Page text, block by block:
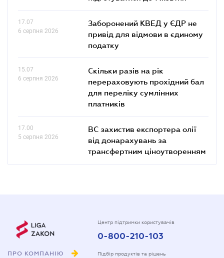
17.07
6 серпня 2026
Заборонений КВЕД у ЄДР не
привід для відмови в єдиному
податку
15.07
6 серпня 2026
Скільки разів на рік
перераховують прохідний бал
для переліку сумлінних
платників
17.00
5 серпня 2026
ВС захистив експортера олії
від донарахувань за
трансфертним ціноутворенням
ПРО КОМПАНІЮ
Центр підтримки користувачів
0-800-210-103
Підбір продуктів та рішень